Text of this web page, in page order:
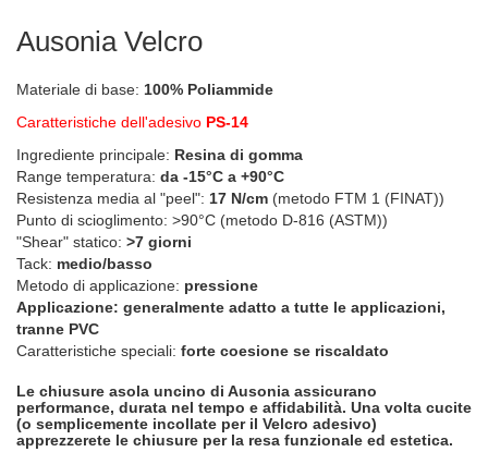
Ausonia Velcro
Materiale di base: 100% Poliammide
Caratteristiche dell'adesivo PS-14
Ingrediente principale: Resina di gomma
Range temperatura: da -15°C a +90°C
Resistenza media al "peel": 17 N/cm (metodo FTM 1 (FINAT))
Punto di scioglimento: >90°C (metodo D-816 (ASTM))
"Shear" statico: >7 giorni
Tack: medio/basso
Metodo di applicazione: pressione
Applicazione: generalmente adatto a tutte le applicazioni,
tranne PVC
Caratteristiche speciali: forte coesione se riscaldato
Le chiusure asola uncino di Ausonia assicurano
performance, durata nel tempo e affidabilità. Una volta cucite
(o semplicemente incollate per il Velcro adesivo)
apprezzerete le chiusure per la resa funzionale ed estetica.